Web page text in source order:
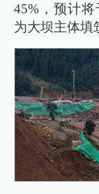
45%，预计将
为大坝主体填